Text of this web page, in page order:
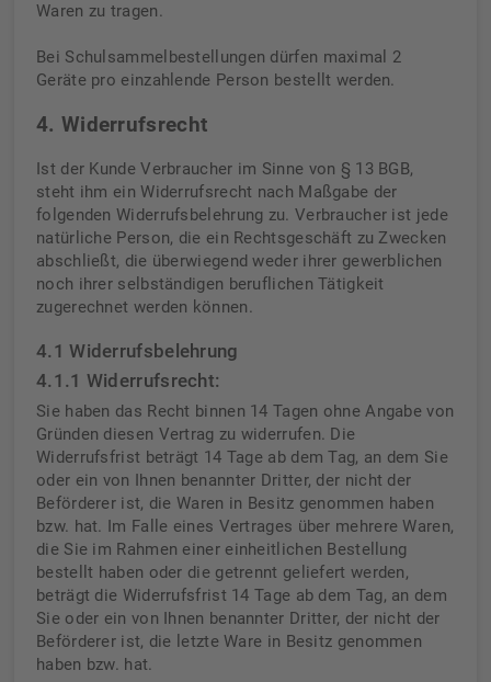
Waren zu tragen.
Bei Schulsammelbestellungen dürfen maximal 2
Geräte pro einzahlende Person bestellt werden.
4. Widerrufsrecht
Ist der Kunde Verbraucher im Sinne von § 13 BGB,
steht ihm ein Widerrufsrecht nach Maßgabe der
folgenden Widerrufsbelehrung zu. Verbraucher ist jede
natürliche Person, die ein Rechtsgeschäft zu Zwecken
abschließt, die überwiegend weder ihrer gewerblichen
noch ihrer selbständigen beruflichen Tätigkeit
zugerechnet werden können.
4.1 Widerrufsbelehrung
4.1.1 Widerrufsrecht:
Sie haben das Recht binnen 14 Tagen ohne Angabe von
Gründen diesen Vertrag zu widerrufen. Die
Widerrufsfrist beträgt 14 Tage ab dem Tag, an dem Sie
oder ein von Ihnen benannter Dritter, der nicht der
Beförderer ist, die Waren in Besitz genommen haben
bzw. hat. Im Falle eines Vertrages über mehrere Waren,
die Sie im Rahmen einer einheitlichen Bestellung
bestellt haben oder die getrennt geliefert werden,
beträgt die Widerrufsfrist 14 Tage ab dem Tag, an dem
Sie oder ein von Ihnen benannter Dritter, der nicht der
Beförderer ist, die letzte Ware in Besitz genommen
haben bzw. hat.